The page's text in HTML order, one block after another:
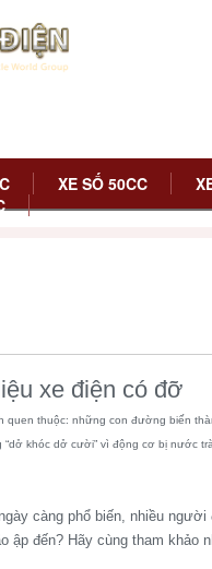
XE SỐ 50CC
xe điện có đỡ
thuộc: những con đường biến
khóc dở cười” vì động cơ bị nước
càng phổ biến, nhiều
ập đến? Hãy cùng tham khảo